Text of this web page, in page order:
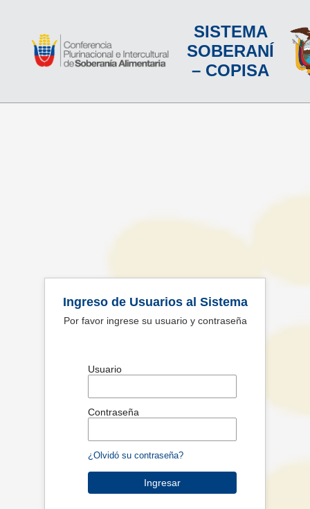
SISTEMA
SOBERANÍ
– COPISA
Ingreso de Usuarios al Sistema
Por favor ingrese su usuario y contraseña
Usuario
Contraseña
¿Olvidó su contraseña?
Ingresar